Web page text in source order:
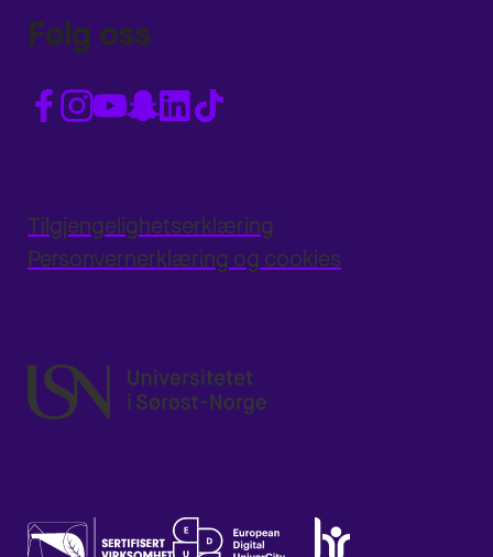
Følg oss
Tilgjengelighetserklæring
Personvernerklæring og cookies